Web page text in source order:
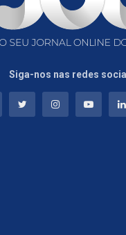
Siga-nos nas redes